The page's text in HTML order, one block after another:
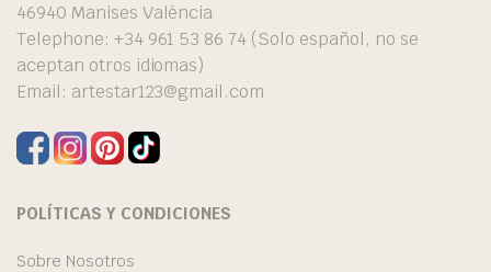
46940 Manises València
Telephone: +34 961 53 86 74 (Solo español, no se
aceptan otros idiomas)
Email: artestar123@gmail.com
POLÍTICAS Y CONDICIONES
Sobre Nosotros